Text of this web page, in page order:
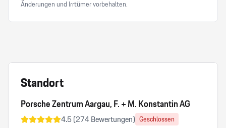
Änderungen und Irrtümer vorbehalten.
Standort
Porsche Zentrum Aargau, F. + M. Konstantin AG
4.5(274Bewertungen) Geschlossen